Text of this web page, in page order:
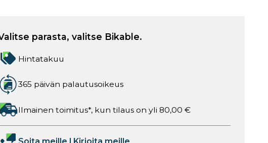
parasta, valitse Bikable.
Hintatakuu
365 päivän palautusoikeus
Ilmainen toimitus*, kun tilaus on yli 80,00 €
Soita meille | Kirjoita meille